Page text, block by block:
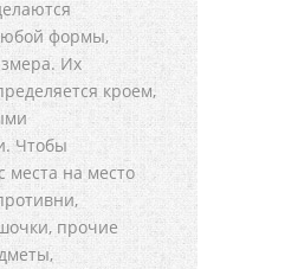
формы,
Их
кроем,
Чтобы
места на место
прочие